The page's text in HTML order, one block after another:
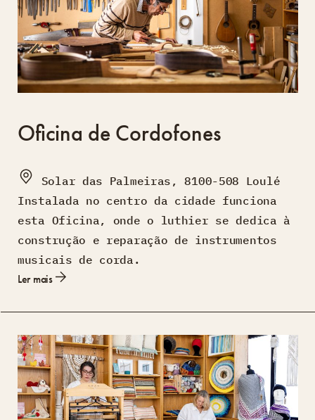
Oficina de Cordofones
Solar das Palmeiras, 8100-508 Loulé
Instalada no centro da cidade funciona
esta Oficina, onde o luthier se dedica à
construção e reparação de instrumentos
musicais de corda.
Ler mais